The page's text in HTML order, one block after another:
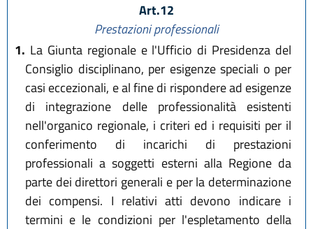
Art.12
Prestazioni professionali
1. La Giunta regionale e l'Ufficio di Presidenza del
Consiglio disciplinano, per esigenze speciali o per
casi eccezionali, e al fine di rispondere ad esigenze
di integrazione delle professionalità esistenti
nell'organico regionale, i criteri ed i requisiti per il
conferimento di incarichi di prestazioni
professionali a soggetti esterni alla Regione da
parte dei direttori generali e per la determinazione
dei compensi. I relativi atti devono indicare i
termini e le condizioni per l'espletamento della